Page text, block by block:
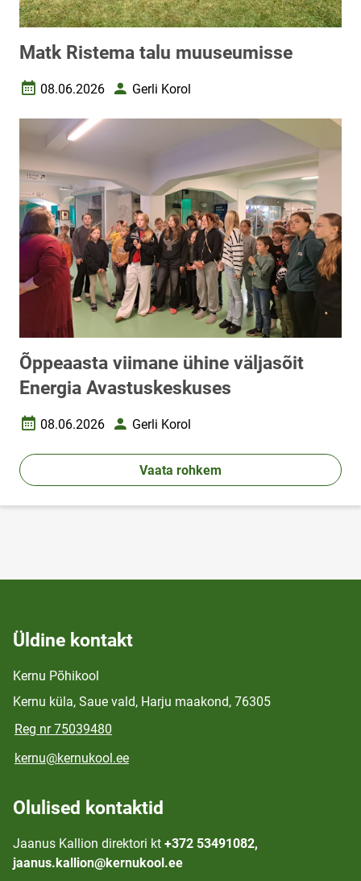
Matk Ristema talu muuseumisse
Loomise kuupäev
08.06.2026 AutorGerli Korol
Õppeaasta viimane ühine väljasõit
Energia Avastuskeskuses
Loomise kuupäev
08.06.2026 AutorGerli Korol
Vaata rohkem
Üldine kontakt
Kernu Põhikool
Kernu küla, Saue vald, Harju maakond, 76305
Reg nr 75039480
kernu@kernukool.ee
Olulised kontaktid
Jaanus Kallion direktori kt +372 53491082,
jaanus.kallion@kernukool.ee